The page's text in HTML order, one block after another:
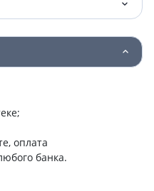
новая
51 грн.
алоэ
51.80 грн.
оливка
оплата
банка.